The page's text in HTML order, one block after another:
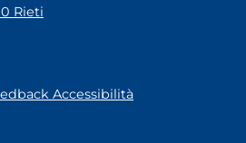
Rieti
Accessibilità